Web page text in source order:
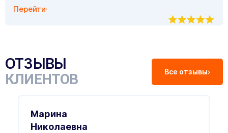
Перейти
ОТЗЫВЫ
КЛИЕНТОВ Все отзывы
Марина
Николаевна